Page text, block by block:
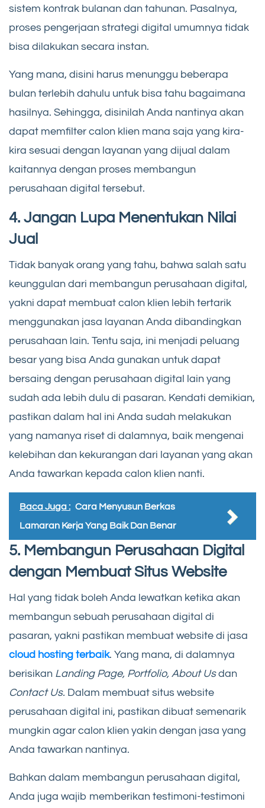
sistem kontrak bulanan dan tahunan. Pasalnya,
proses pengerjaan strategi digital umumnya tidak
bisa dilakukan secara instan.
Yang mana, disini harus menunggu beberapa
bulan terlebih dahulu untuk bisa tahu bagaimana
hasilnya. Sehingga, disinilah Anda nantinya akan
dapat memfilter calon klien mana saja yang kira-
kira sesuai dengan layanan yang dijual dalam
kaitannya dengan proses membangun
perusahaan digital tersebut.
4. Jangan Lupa Menentukan Nilai
Jual
Tidak banyak orang yang tahu, bahwa salah satu
keunggulan dari membangun perusahaan digital,
yakni dapat membuat calon klien lebih tertarik
menggunakan jasa layanan Anda dibandingkan
perusahaan lain. Tentu saja, ini menjadi peluang
besar yang bisa Anda gunakan untuk dapat
bersaing dengan perusahaan digital lain yang
sudah ada lebih dulu di pasaran. Kendati demikian,
pastikan dalam hal ini Anda sudah melakukan
yang namanya riset di dalamnya, baik mengenai
kelebihan dan kekurangan dari layanan yang akan
Anda tawarkan kepada calon klien nanti.
Baca Juga : Cara Menyusun Berkas
Lamaran Kerja Yang Baik Dan Benar
5. Membangun Perusahaan Digital
dengan Membuat Situs Website
Hal yang tidak boleh Anda lewatkan ketika akan
membangun sebuah perusahaan digital di
pasaran, yakni pastikan membuat website di jasa
cloud hosting terbaik. Yang mana, di dalamnya
berisikan Landing Page, Portfolio, About Usdan
Contact Us. Dalam membuat situs website
perusahaan digital ini, pastikan dibuat semenarik
mungkin agar calon klien yakin dengan jasa yang
Anda tawarkan nantinya.
Bahkan dalam membangun perusahaan digital,
Anda juga wajib memberikan testimoni-testimoni